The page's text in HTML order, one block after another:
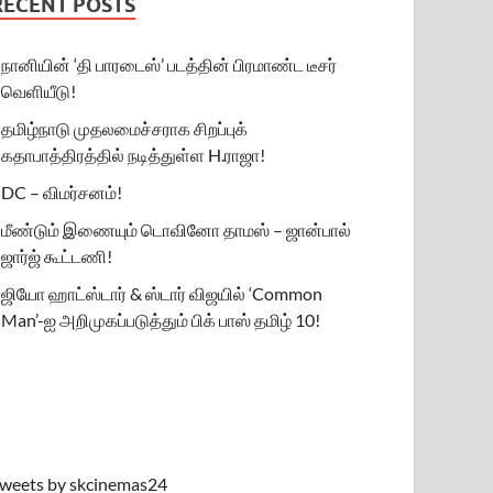
POSTS
நானியின் ‘தி பாரடைஸ்’ படத்தின் பிரமாண்ட டீசர்
வெளியீடு!
தமிழ்நாடு முதலமைச்சராக சிறப்புக்
கதாபாத்திரத்தில் நடித்துள்ள H.ராஜா!
DC – விமர்சனம்!
மீண்டும் இணையும் டொவினோ தாமஸ் – ஜான்பால்
ஜார்ஜ் கூட்டணி!
ஜியோ ஹாட்ஸ்டார் & ஸ்டார் விஜயில் ‘Common
Man’-ஐ அறிமுகப்படுத்தும் பிக் பாஸ் தமிழ் 10!
by skcinemas24